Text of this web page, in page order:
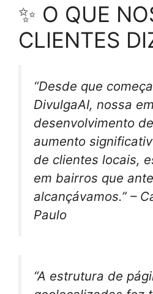
✨ O QUE
CLIENTES
“Desde que
DivulgaAI, nossa
desenvolvimento
aumento
de clientes locais,
em bairros que
alcançávamos.” –
Paulo
“A estrutura de